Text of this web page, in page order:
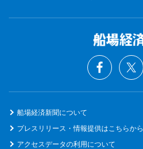
船場経済新聞について
プレスリリース・情報提供はこちらから
アクセスデータの利用について